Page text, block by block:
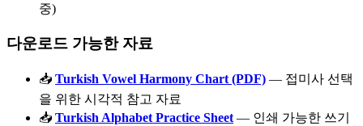
중)
다운로드 가능한 자료
📥 Turkish Vowel Harmony Chart (PDF) — 접미사 선택
을 위한 시각적 참고 자료
📥 Turkish Alphabet Practice Sheet — 인쇄 가능한 쓰기